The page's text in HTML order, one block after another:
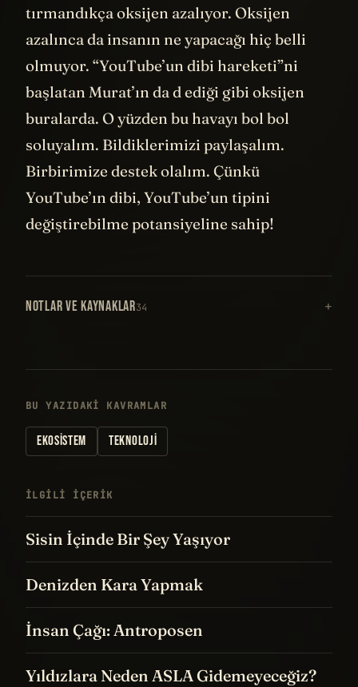
tırmandıkça oksijen azalıyor. Oksijen
azalınca da insanın ne yapacağı hiç belli
olmuyor. “YouTube’un dibi hareketi”ni
başlatan Murat’ın da d ediği gibi oksijen
buralarda. O yüzden bu havayı bol bol
soluyalım. Bildiklerimizi paylaşalım.
Birbirimize destek olalım. Çünkü
YouTube’ın dibi, YouTube’un tipini
değiştirebilme potansiyeline sahip!
NOTLAR VE KAYNAKLAR34
BU YAZIDAKI KAVRAMLAR
EKOSISTEM TEKNOLOJI
İLGILI IÇERIK
Sisin İçinde Bir Şey Yaşıyor
Denizden Kara Yapmak
İnsan Çağı: Antroposen
Yıldızlara Neden ASLA Gidemeyeceğiz?